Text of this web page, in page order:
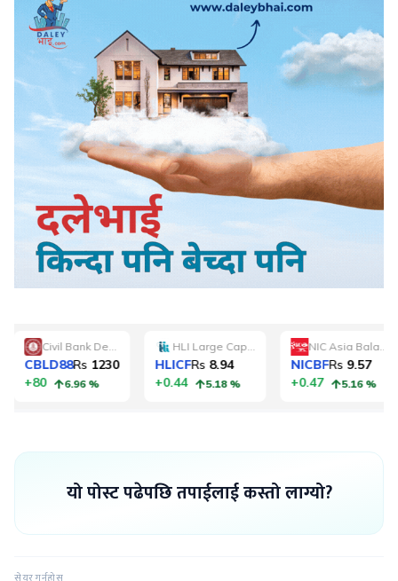
यो पोस्ट पढेपछि तपाईलाई कस्तो लाग्यो?